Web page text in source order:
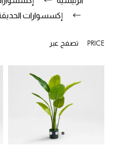
إكسسوارات
PRICE تصفح عبر